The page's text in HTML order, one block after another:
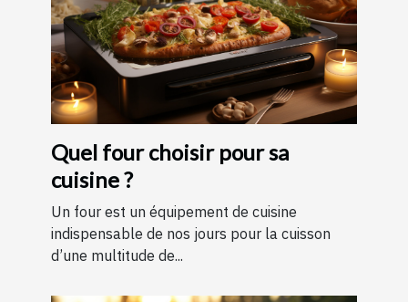
Quel four choisir pour sa
cuisine ?
Un four est un équipement de cuisine
indispensable de nos jours pour la cuisson
d’une multitude de...